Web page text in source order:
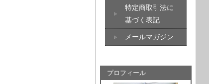
特定商取引法に
基づく表記
メールマガジン
プロフィール